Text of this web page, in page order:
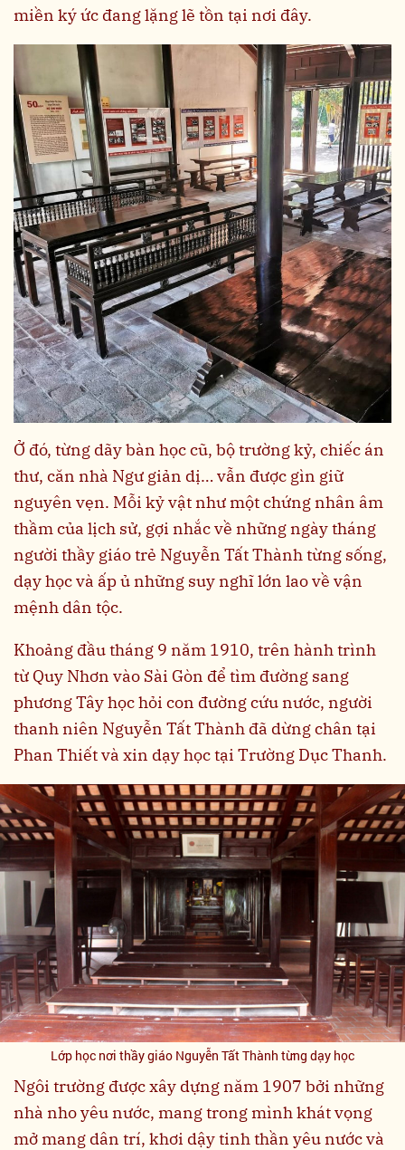
miền ký ức đang lặng lẽ tồn tại nơi đây.
Ở đó, từng dãy bàn học cũ, bộ trường kỷ, chiếc án
thư, căn nhà Ngư giản dị… vẫn được gìn giữ
nguyên vẹn. Mỗi kỷ vật như một chứng nhân âm
thầm của lịch sử, gợi nhắc về những ngày tháng
người thầy giáo trẻ Nguyễn Tất Thành từng sống,
dạy học và ấp ủ những suy nghĩ lớn lao về vận
mệnh dân tộc.
Khoảng đầu tháng 9 năm 1910, trên hành trình
từ Quy Nhơn vào Sài Gòn để tìm đường sang
phương Tây học hỏi con đường cứu nước, người
thanh niên Nguyễn Tất Thành đã dừng chân tại
Phan Thiết và xin dạy học tại Trường Dục Thanh.
Lớp học nơi thầy giáo Nguyễn Tất Thành từng dạy học
Ngôi trường được xây dựng năm 1907 bởi những
nhà nho yêu nước, mang trong mình khát vọng
mở mang dân trí, khơi dậy tinh thần yêu nước và